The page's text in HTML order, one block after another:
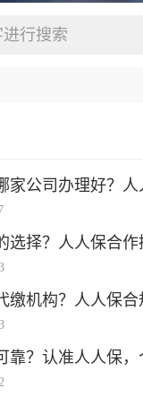
家公司办理好？人
选择？人人保合作
缴机构？人人保合
靠？认准人人保，